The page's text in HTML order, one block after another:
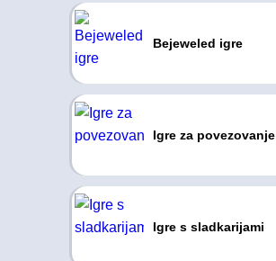
Bejeweled igre
Igre za povezovanje
Igre s sladkarijami